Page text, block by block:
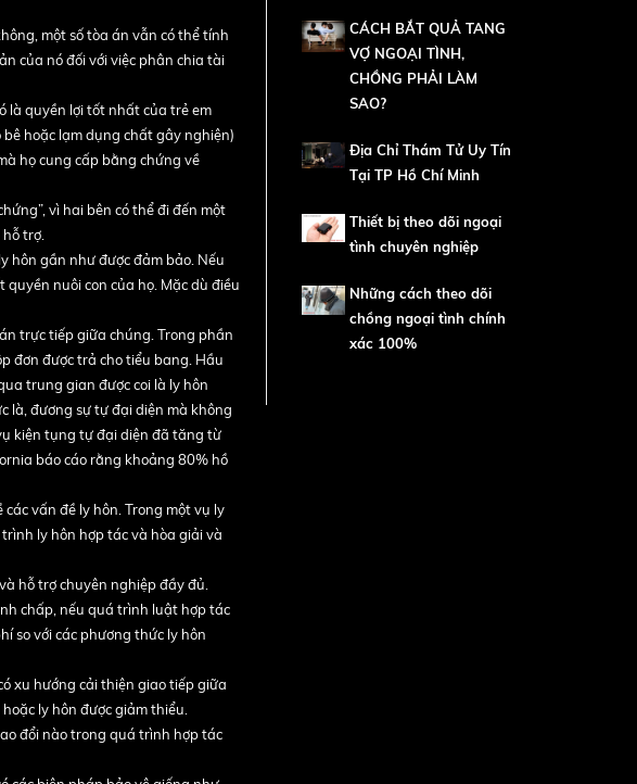
một số tòa án vẫn có thể tính
của nó đối với việc phân chia tài
là quyền lợi tốt nhất của trẻ em
hoặc lạm dụng chất gây nghiện)
họ cung cấp bằng chứng về
vì hai bên có thể đi đến một
trợ.
hôn gần như được đảm bảo. Nếu
nuôi con của họ. Mặc dù điều
trực tiếp giữa chúng. Trong phần
đơn được trả cho tiểu bang. Hầu
trung gian được coi là ly hôn
là, đương sự tự đại diện mà không
kiện tụng tự đại diện đã tăng từ
báo cáo rằng khoảng 80% hồ
vấn đề ly hôn. Trong một vụ ly
ly hôn hợp tác và hòa giải và
hỗ trợ chuyên nghiệp đầy đủ.
chấp, nếu quá trình luật hợp tác
so với các phương thức ly hôn
xu hướng cải thiện giao tiếp giữa
ly hôn được giảm thiểu.
đổi nào trong quá trình hợp tác
CÁCH BẮT QUẢ TANG
VỢ NGOẠI TÌNH,
CHỒNG PHẢI LÀM
SAO?
Địa Chỉ Thám Tử Uy Tín
Tại TP Hồ Chí Minh
Thiết bị theo dõi ngoại
tình chuyên nghiệp
Những cách theo dõi
chồng ngoại tình chính
xác 100%